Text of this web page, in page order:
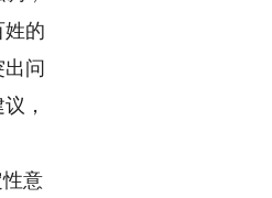
姓的
问
，
意